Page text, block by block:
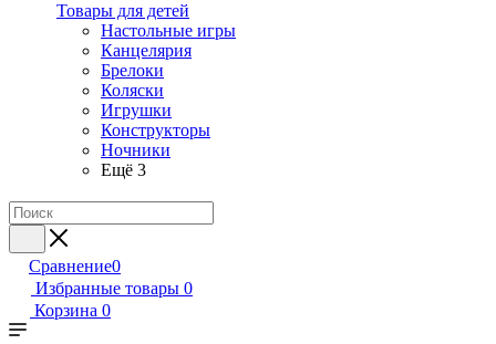
Товары для детей
Настольные игры
Канцелярия
Брелоки
Коляски
Игрушки
Конструкторы
Ночники
Ещё 3
Сравнение0
Избранные товары 0
Корзина 0